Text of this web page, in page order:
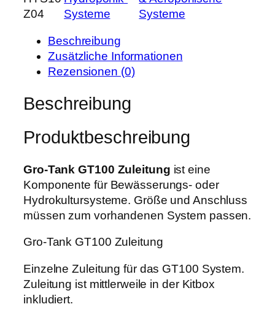
c
h
e
r
P
e
s
w
a
r
:
1
7
,
0
€
r
i
s
i
t
1
3
9
9
€
.
-
T
0
Z
u
l
e
t
n
g
M
Z04
Systeme
Systeme
Beschreibung
Zusätzliche Informationen
Rezensionen (0)
Beschreibung
Produktbeschreibung
Gro-Tank GT100 Zuleitung ist eine
Komponente für Bewässerungs- oder
Hydrokultursysteme. Größe und Anschluss
müssen zum vorhandenen System passen.
Gro-Tank GT100 Zuleitung
Einzelne Zuleitung für das GT100 System.
Zuleitung ist mittlerweile in der Kitbox
inkludiert.